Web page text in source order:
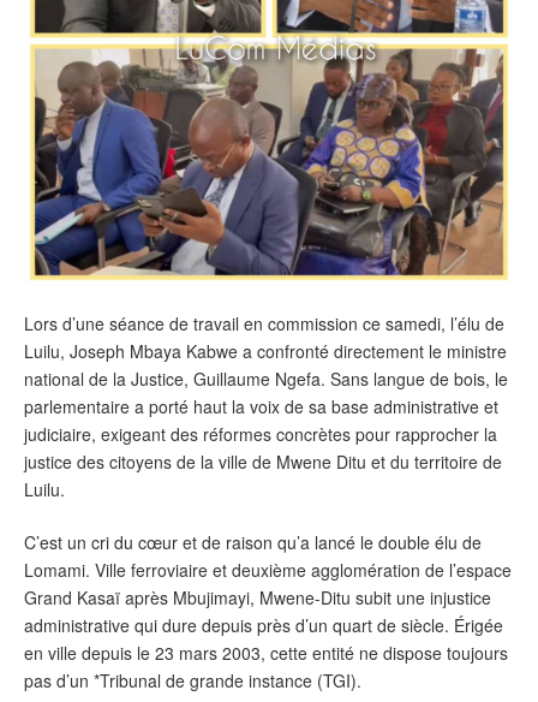
Lors d’une séance de travail en commission ce samedi, l’élu de
Luilu, Joseph Mbaya Kabwe a confronté directement le ministre
national de la Justice, Guillaume Ngefa. Sans langue de bois, le
parlementaire a porté haut la voix de sa base administrative et
judiciaire, exigeant des réformes concrètes pour rapprocher la
justice des citoyens de la ville de Mwene Ditu et du territoire de
Luilu.
C’est un cri du cœur et de raison qu’a lancé le double élu de
Lomami. Ville ferroviaire et deuxième agglomération de l’espace
Grand Kasaï après Mbujimayi, Mwene-Ditu subit une injustice
administrative qui dure depuis près d’un quart de siècle. Érigée
en ville depuis le 23 mars 2003, cette entité ne dispose toujours
pas d’un *Tribunal de grande instance (TGI).